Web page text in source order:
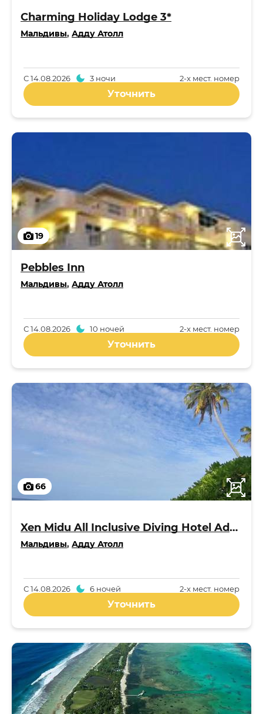
Charming Holiday Lodge 3*
Мальдивы, Адду Атолл
2-x мест. номер
С14.08.2026 3 ночи
Уточнить
19
Pebbles Inn
Мальдивы, Адду Атолл
2-x мест. номер
С14.08.2026 10 ночей
Уточнить
66
Xen Midu All Inclusive Diving Hotel Addu Maldives 3*
Мальдивы, Адду Атолл
2-x мест. номер
С14.08.2026 6 ночей
Уточнить